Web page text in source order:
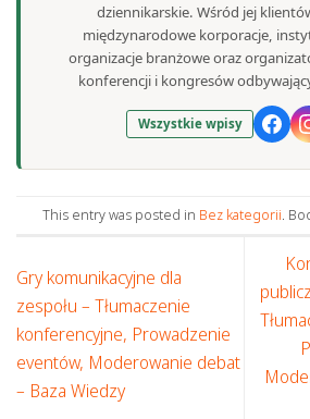
dziennikarskie. Wśród jej
międzynarodowe korporacje,
organizacje branżowe oraz
konferencji i kongresów
Wszystkie wpisy
This entry was posted in Bez kategorii.
Gry komunikacyjne dla
zespołu – Tłumaczenie
konferencyjne, Prowadzenie
eventów, Moderowanie debat
– Baza Wiedzy